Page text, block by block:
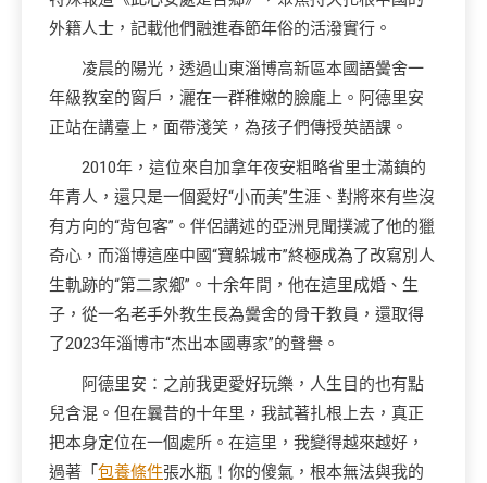
外籍人士，記載他們融進春節年俗的活潑實行。
凌晨的陽光，透過山東淄博高新區本國語黌舍一
年級教室的窗戶，灑在一群稚嫩的臉龐上。阿德里安
正站在講臺上，面帶淺笑，為孩子們傳授英語課。
2010年，這位來自加拿年夜安粗略省里士滿鎮的
年青人，還只是一個愛好“小而美”生涯、對將來有些沒
有方向的“背包客”。伴侶講述的亞洲見聞撲滅了他的獵
奇心，而淄博這座中國“寶躲城市”終極成為了改寫別人
生軌跡的“第二家鄉”。十余年間，他在這里成婚、生
子，從一名老手外教生長為黌舍的骨干教員，還取得
了2023年淄博市“杰出本國專家”的聲譽。
阿德里安：之前我更愛好玩樂，人生目的也有點
兒含混。但在曩昔的十年里，我試著扎根上去，真正
把本身定位在一個處所。在這里，我變得越來越好，
過著「 包養條件張水瓶！你的傻氣，根本無法與我的